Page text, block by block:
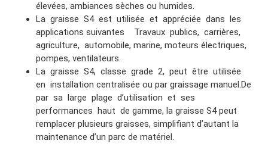
élevées, ambiances sèches ou humides.
La graisse S4 est utilisée et appréciée dans les
applications suivantes Travaux publics, carrières,
agriculture, automobile, marine, moteurs électriques,
pompes, ventilateurs.
La graisse S4, classe grade 2, peut être utilisée
en installation centralisée ou par graissage manuel.De
par sa large plage d’utilisation et ses
performances haut de gamme, la graisse S4 peut
remplacer plusieurs graisses, simplifiant d’autant la
maintenance d’un parc de matériel.